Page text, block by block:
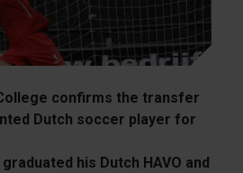
confirms the transfer
Dutch soccer player for
his Dutch HAVO and